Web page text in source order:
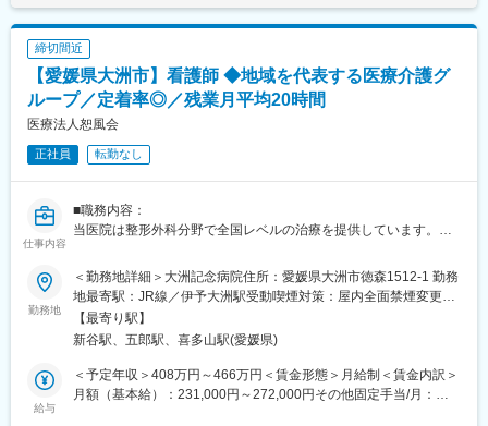
・利用者様宅への定期訪問(月１回程度)：治療スタートから継続的
にサポートを実施します。また、電話によるサポートも伴いま
す。
・利用者様やご家族が機器を正しく使用できているかサポート：
主治医や担当看護師など医療従事者とのコミュニケーションも伴
います。
・面談記録等のシステムへの入力
・訪問スケジュール等の調整、管理
・業務プロセスの改善活動
■担当製品：
担当製品である「オプチューン（Optune）」は、特定の悪性腫瘍
す。セラミック製の電極パッド（アレイ）を身体に貼り、持ち運
び可能な本体から交流電場を送り続けることで腫瘍の増殖を抑え
ます。
同製品による治療は投薬治療や放射線治療と異なり、全身性の副
して一定の有用性が実証されています。
※2017年に保険収載が開始され、現在は膠芽腫（脳腫瘍）／切除
締切間近
【愛媛県大洲市】看護師 ◆地域を代表する医療介護グ
ループ／定着率◎／残業月平均20時間
医療法人恕風会
正社員 転勤なし
仕事内容
■職務内容：
当医院は整形外科分野で全国レベルの治療を提供しています。
複数の関連施設がございます。世代交代を見据えた中途採用募集
を行っております。興味のある方は是非ご応募ください。
■職務詳細：
大洲記念病院にて看護業務全般をお任せします。
95床の病院での病棟看護。
【病棟情報】
勤務地
＜勤務地詳細＞大洲記念病院住所：愛媛県大洲市徳森1512-1 勤務
地最寄駅：JR線／伊予大洲駅受動喫煙対策：屋内全面禁煙変更の
範囲：会社の定める事業所
【最寄り駅】
新谷駅、五郎駅、喜多山駅(愛媛県)
給与
＜予定年収＞408万円～466万円＜賃金形態＞月給制＜賃金内訳＞
月額（基本給）：231,000円～272,000円その他固定手当/月：